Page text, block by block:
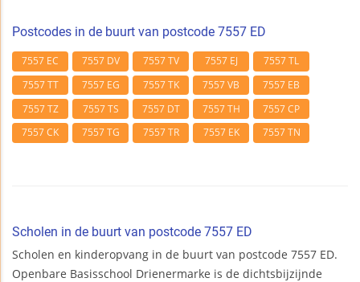
Postcodes in de buurt van postcode 7557 ED
7557 EC 7557 DV 7557 TV 7557 EJ
7557 TL
7557 TT
7557 EG 7557 TK 7557 VB
7557 EB
7557 TZ
7557 TS 7557 DT 7557 TH
7557 CP
7557 CK
7557 TG 7557 TR 7557 EK 7557 TN
Scholen in de buurt van postcode 7557 ED
Scholen en kinderopvang in de buurt van postcode 7557 ED.
Openbare Basisschool Drienermarke is de dichtsbijzijnde